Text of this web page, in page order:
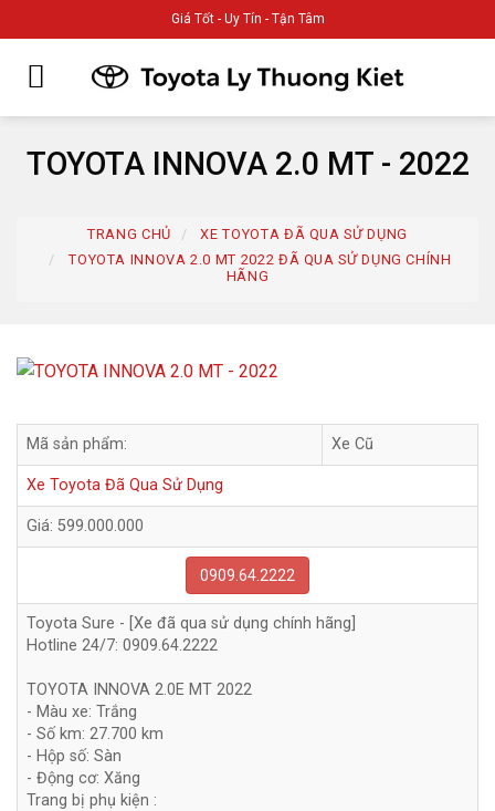
Giá Tốt - Uy Tín - Tận Tâm
TOYOTA INNOVA 2.0 MT - 2022
TRANG CHỦ
XE TOYOTA ĐÃ QUA SỬ DỤNG
TOYOTA INNOVA 2.0 MT 2022 ĐÃ QUA SỬ DỤNG CHÍNH
HÃNG
Mã sản phẩm: Xe Cũ
Xe Toyota Đã Qua Sử Dụng
Giá: 599.000.000
0909.64.2222
Toyota Sure - [Xe đã qua sử dụng chính hãng]
Hotline 24/7: 0909.64.2222
TOYOTA INNOVA 2.0E MT 2022
- Màu xe: Trắng
- Số km: 27.700 km
- Hộp số: Sàn
- Động cơ: Xăng
Trang bị phụ kiện :